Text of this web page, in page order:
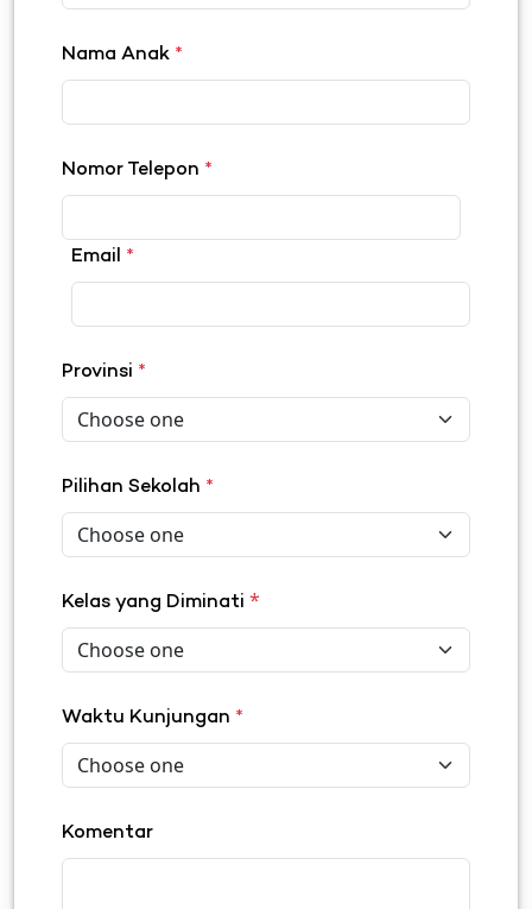
Nama Anak *
Nomor Telepon *
Email *
Provinsi *
Pilihan Sekolah *
Kelas yang Diminati *
Waktu Kunjungan *
Komentar